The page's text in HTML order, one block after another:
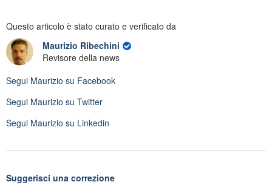
Questo articolo è stato curato e verificato da
Maurizio Ribechini
Revisore della news
Segui Maurizio su Facebook
Segui Maurizio su Twitter
Segui Maurizio su Linkedin
Suggerisci una correzione